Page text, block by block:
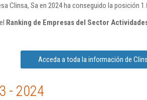
Clinsa, Sa en 2024 ha conseguido la posición
Ranking de Empresas del Sector
Acceda a toda la información de
- 2024